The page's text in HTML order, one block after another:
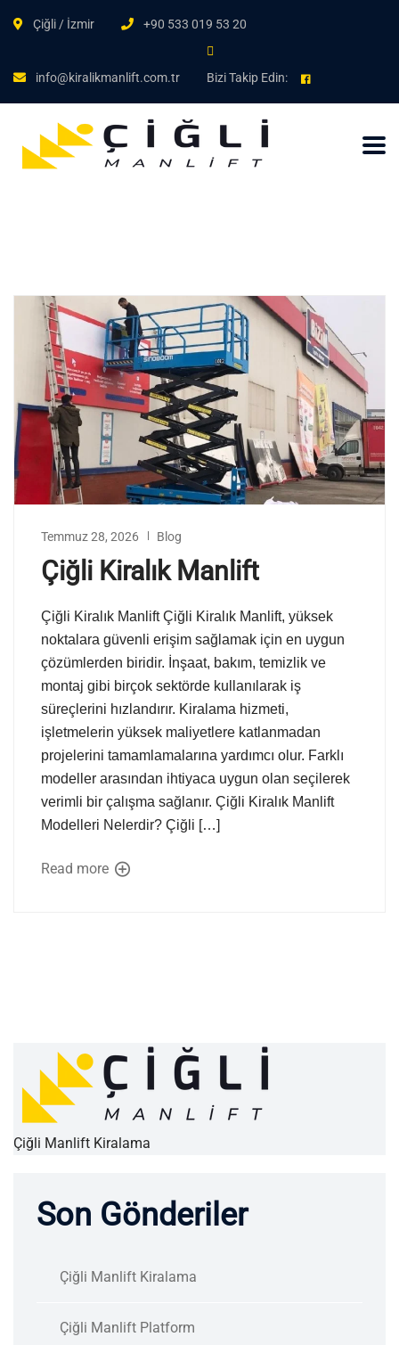
Çiğli / İzmir +90 533 019 53 20
info@kiralikmanlift.com.tr Bizi Takip Edin:
Temmuz 28, 2026 Blog
Çiğli Kiralık Manlift
Çiğli Kiralık Manlift Çiğli Kiralık Manlift, yüksek
noktalara güvenli erişim sağlamak için en uygun
çözümlerden biridir. İnşaat, bakım, temizlik ve
montaj gibi birçok sektörde kullanılarak iş
süreçlerini hızlandırır. Kiralama hizmeti,
işletmelerin yüksek maliyetlere katlanmadan
projelerini tamamlamalarına yardımcı olur. Farklı
modeller arasından ihtiyaca uygun olan seçilerek
verimli bir çalışma sağlanır. Çiğli Kiralık Manlift
Modelleri Nelerdir? Çiğli […]
Read more
Çiğli Manlift Kiralama
Son Gönderiler
Çiğli Manlift Kiralama
Çiğli Manlift Platform